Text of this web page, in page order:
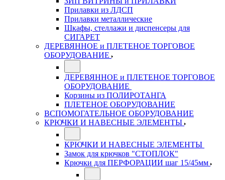
Прилавки из ЛДСП
Прилавки металлические
Шкафы, стеллажи и диспенсеры для
СИГАРЕТ
ДЕРЕВЯННОЕ и ПЛЕТЕНОЕ ТОРГОВОЕ
ОБОРУДОВАНИЕ
ДЕРЕВЯННОЕ и ПЛЕТЕНОЕ ТОРГОВОЕ
ОБОРУДОВАНИЕ
Корзины из ПОЛИРОТАНГА
ПЛЕТЕНОЕ ОБОРУДОВАНИЕ
ВСПОМОГАТЕЛЬНОЕ ОБОРУДОВАНИЕ
КРЮЧКИ И НАВЕСНЫЕ ЭЛЕМЕНТЫ
КРЮЧКИ И НАВЕСНЫЕ ЭЛЕМЕНТЫ
Замок для крючков "СТОПЛОК"
Крючки для ПЕРФОРАЦИИ шаг 15/45мм